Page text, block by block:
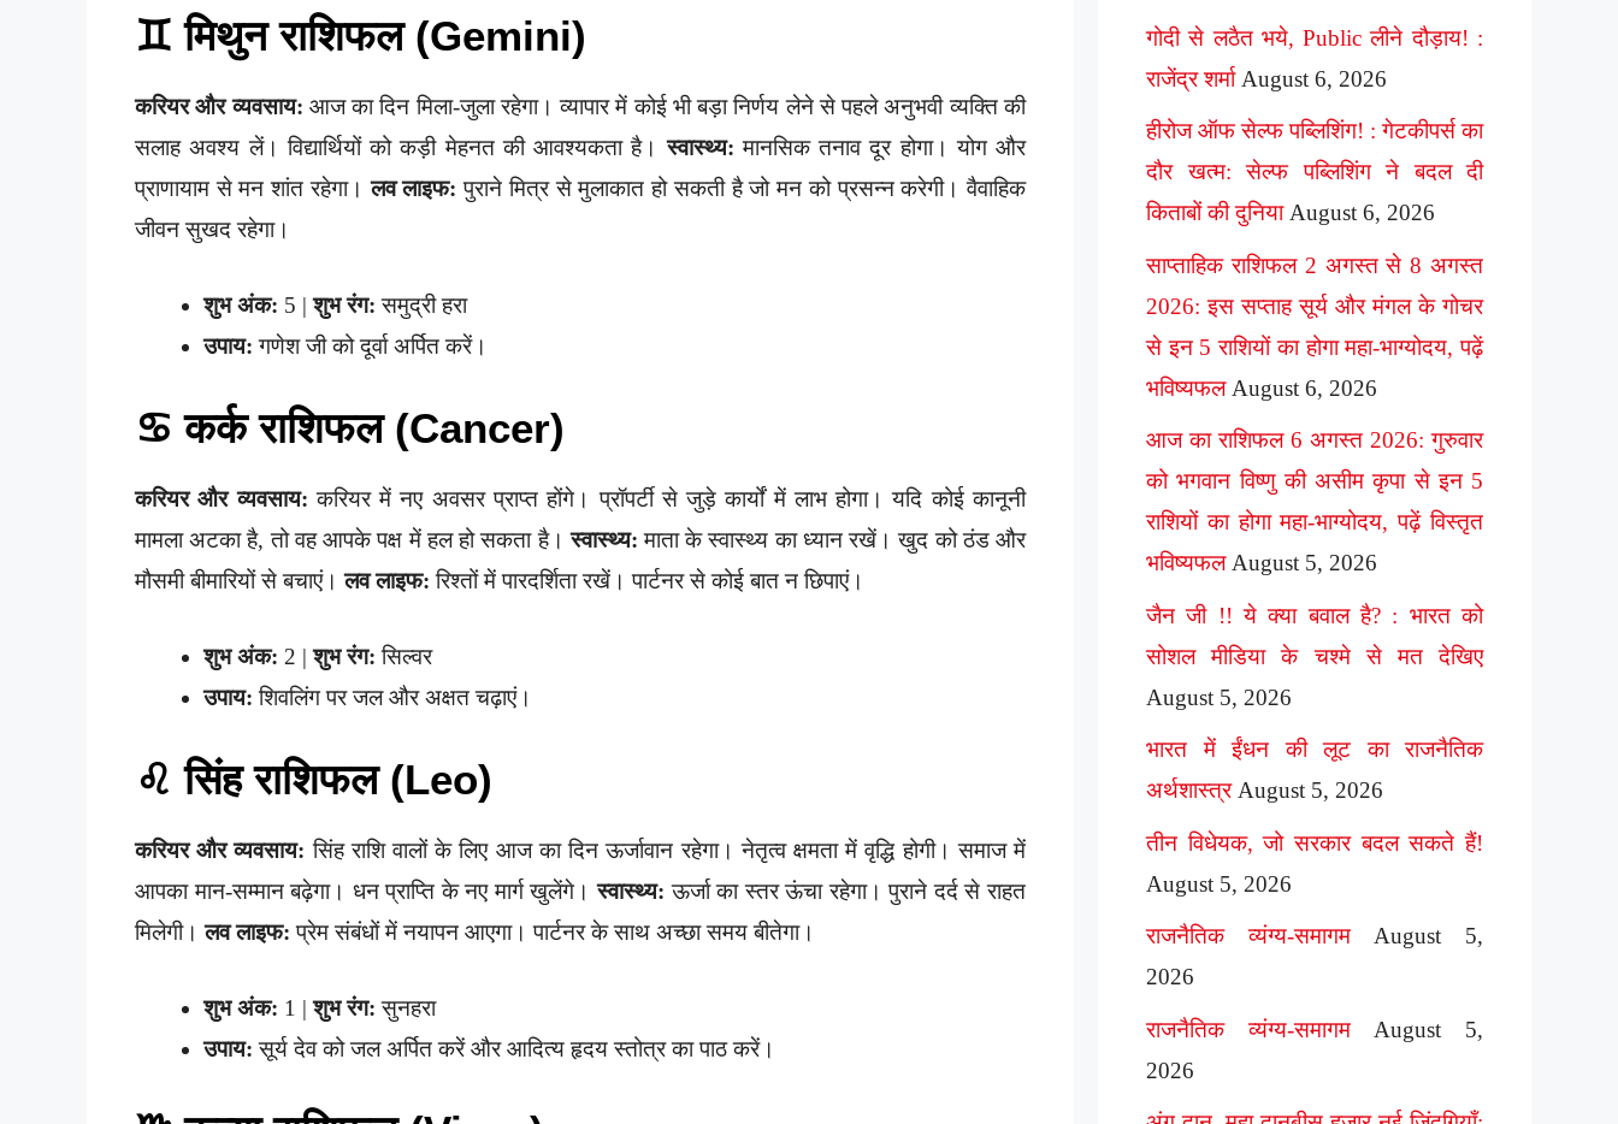
♊ मिथुन राशिफल (Gemini)
करियर और व्यवसाय: आज का दिन मिला-जुला रहेगा। व्यापार में कोई भी बड़ा निर्णय लेने से पहले अनुभवी व्यक्ति की
सलाह अवश्य लें। विद्यार्थियों को कड़ी मेहनत की आवश्यकता है।स्वास्थ्य: मानसिक तनाव दूर होगा। योग और
प्राणायाम से मन शांत रहेगा।लव लाइफ: पुराने मित्र से मुलाकात हो सकती है जो मन को प्रसन्न करेगी। वैवाहिक
जीवन सुखद रहेगा।
शुभ अंक: 5 |शुभ रंग: समुद्री हरा
उपाय: गणेश जी को दूर्वा अर्पित करें।
♋ कर्क राशिफल (Cancer)
करियर और व्यवसाय: करियर में नए अवसर प्राप्त होंगे। प्रॉपर्टी से जुड़े कार्यों में लाभ होगा। यदि कोई कानूनी
मामला अटका है, तो वह आपके पक्ष में हल हो सकता है।स्वास्थ्य: माता के स्वास्थ्य का ध्यान रखें। खुद को ठंड और
मौसमी बीमारियों से बचाएं।लव लाइफ: रिश्तों में पारदर्शिता रखें। पार्टनर से कोई बात न छिपाएं।
शुभ अंक: 2 |शुभ रंग: सिल्वर
उपाय: शिवलिंग पर जल और अक्षत चढ़ाएं।
♌ सिंह राशिफल (Leo)
करियर और व्यवसाय: सिंह राशि वालों के लिए आज का दिन ऊर्जावान रहेगा। नेतृत्व क्षमता में वृद्धि होगी। समाज में
आपका मान-सम्मान बढ़ेगा। धन प्राप्ति के नए मार्ग खुलेंगे।स्वास्थ्य: ऊर्जा का स्तर ऊंचा रहेगा। पुराने दर्द से राहत
मिलेगी।लव लाइफ: प्रेम संबंधों में नयापन आएगा। पार्टनर के साथ अच्छा समय बीतेगा।
शुभ अंक: 1 |शुभ रंग: सुनहरा
उपाय: सूर्य देव को जल अर्पित करें और आदित्य हृदय स्तोत्र का पाठ करें।
गोदी से लठैत भये, Public लीने दौड़ाय! :
राजेंद्र शर्मा August 6, 2026
हीरोज ऑफ सेल्फ पब्लिशिंग! : गेटकीपर्स का
दौर खत्म: सेल्फ पब्लिशिंग ने बदल दी
किताबों की दुनिया August 6, 2026
साप्ताहिक राशिफल 2 अगस्त से 8 अगस्त
2026: इस सप्ताह सूर्य और मंगल के गोचर
से इन 5 राशियों का होगा महा-भाग्योदय, पढ़ें
भविष्यफल August 6, 2026
आज का राशिफल 6 अगस्त 2026: गुरुवार
को भगवान विष्णु की असीम कृपा से इन 5
राशियों का होगा महा-भाग्योदय, पढ़ें विस्तृत
भविष्यफल August 5, 2026
जैन जी !! ये क्या बवाल है? : भारत को
सोशल मीडिया के चश्मे से मत देखिए
August 5, 2026
भारत में ईंधन की लूट का राजनैतिक
अर्थशास्त्र August 5, 2026
तीन विधेयक, जो सरकार बदल सकते हैं!
August 5, 2026
राजनैतिक व्यंग्य-समागम
August 5,
2026
राजनैतिक व्यंग्य-समागम
August 5,
2026